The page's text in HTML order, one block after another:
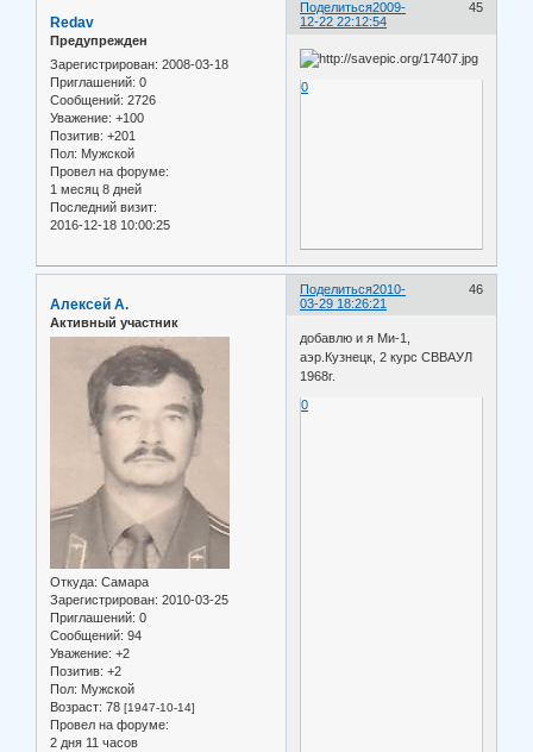
Поделиться 45
2009-
12-22 22:12:54
Redav
Предупрежден
Зарегистрирован: 2008-03-18
Приглашений: 0
Сообщений: 2726
Уважение: +100
Позитив: +201
Пол: Мужской
Провел на форуме:
1 месяц 8 дней
Последний визит:
2016-12-18 10:00:25
0
Поделиться 46
2010-
03-29 18:26:21
Алексей А.
Активный участник
Откуда: Самара
Зарегистрирован: 2010-03-25
Приглашений: 0
Сообщений: 94
Уважение: +2
Позитив: +2
Пол: Мужской
Возраст: 78 [1947-10-14]
Провел на форуме:
2 дня 11 часов
добавлю и я Ми-1,
аэр.Кузнецк, 2 курс СВВАУЛ
1968г.
0